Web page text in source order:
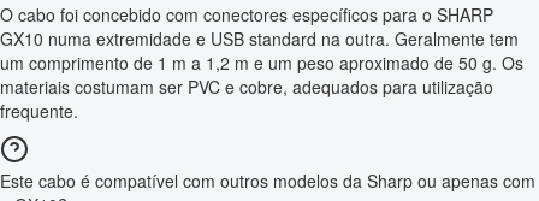
O cabo foi concebido com conectores específicos para o SHARP
GX10 numa extremidade e USB standard na outra. Geralmente tem
um comprimento de 1 m a 1,2 m e um peso aproximado de 50 g. Os
materiais costumam ser PVC e cobre, adequados para utilização
frequente.
Este cabo é compatível com outros modelos da Sharp ou apenas com